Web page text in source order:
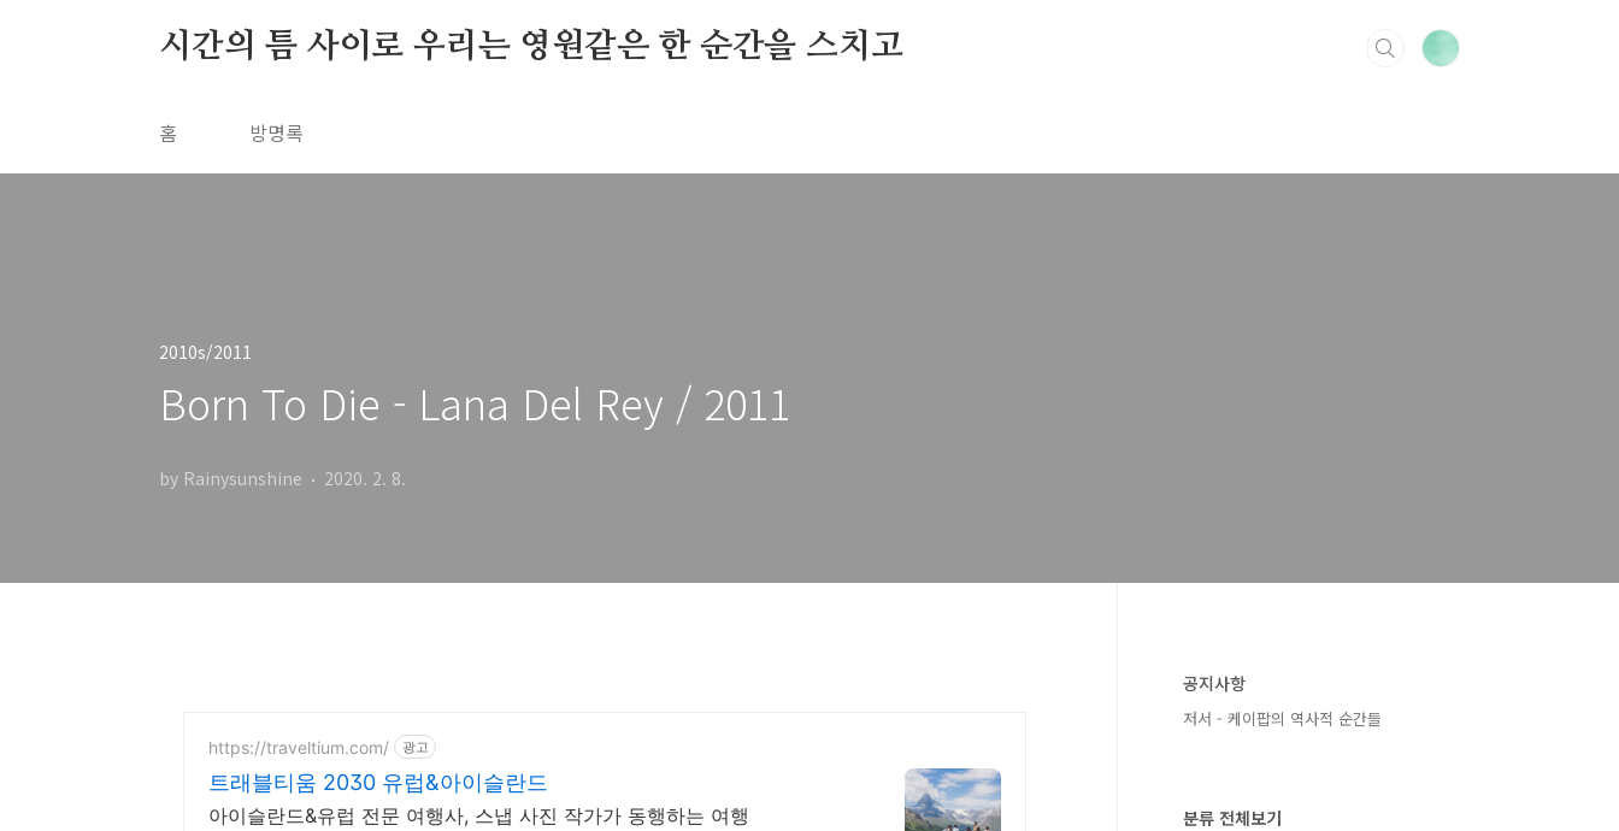
시간의 틈 사이로 우리는 영원같은 한 순간을 스치고
홈 방명록
2010s/2011
Born To Die - Lana Del Rey / 2011
by Rainysunshine 2020. 2. 8.
https://traveltium.com/ 광고
트래블티움 2030 유럽&아이슬란드
아이슬란드&유럽 전문 여행사, 스냅 사진 작가가 동행하는 여행
공지사항
저서 - 케이팝의 역사적 순간들
분류 전체보기